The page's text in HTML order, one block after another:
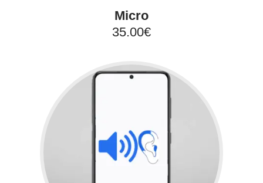
Micro
35.00€